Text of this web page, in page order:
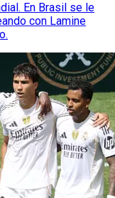
En Brasil se le
con Lamine